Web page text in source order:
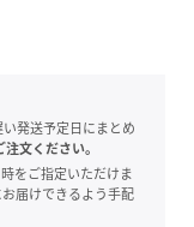
発送予定日にまとめ
文ください。
をご指定いただけま
届けできるよう手配